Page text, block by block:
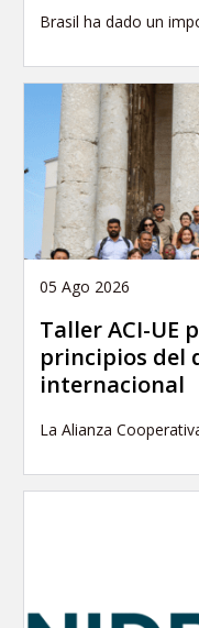
Brasil ha dado un
05 Ago 2026
Taller ACI-UE
principios del
internacional
La Alianza